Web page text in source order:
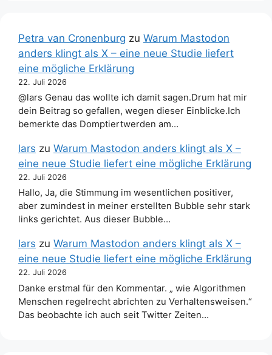
Petra van Cronenburg zu Warum Mastodon
anders klingt als X – eine neue Studie liefert
eine mögliche Erklärung
22. Juli 2026
@lars Genau das wollte ich damit sagen.Drum hat mir
dein Beitrag so gefallen, wegen dieser Einblicke.Ich
bemerkte das Domptiertwerden am…
lars zu Warum Mastodon anders klingt als X –
eine neue Studie liefert eine mögliche Erklärung
22. Juli 2026
Hallo, Ja, die Stimmung im wesentlichen positiver,
aber zumindest in meiner erstellten Bubble sehr stark
links gerichtet. Aus dieser Bubble…
lars zu Warum Mastodon anders klingt als X –
eine neue Studie liefert eine mögliche Erklärung
22. Juli 2026
Danke erstmal für den Kommentar. „ wie Algorithmen
Menschen regelrecht abrichten zu Verhaltensweisen.“
Das beobachte ich auch seit Twitter Zeiten…